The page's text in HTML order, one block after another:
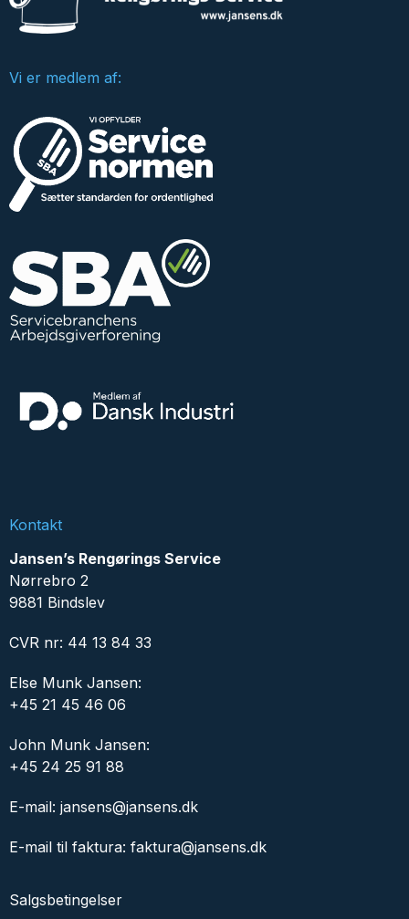
Vi er medlem af:
Kontakt
Jansen’s Rengørings Service
Nørrebro 2
9881 Bindslev
CVR nr: 44 13 84 33
Else Munk Jansen:
+45 21 45 46 06
John Munk Jansen:
+45 24 25 91 88
E-mail: jansens@jansens.dk
E-mail til faktura: faktura@jansens.dk
Salgsbetingelser